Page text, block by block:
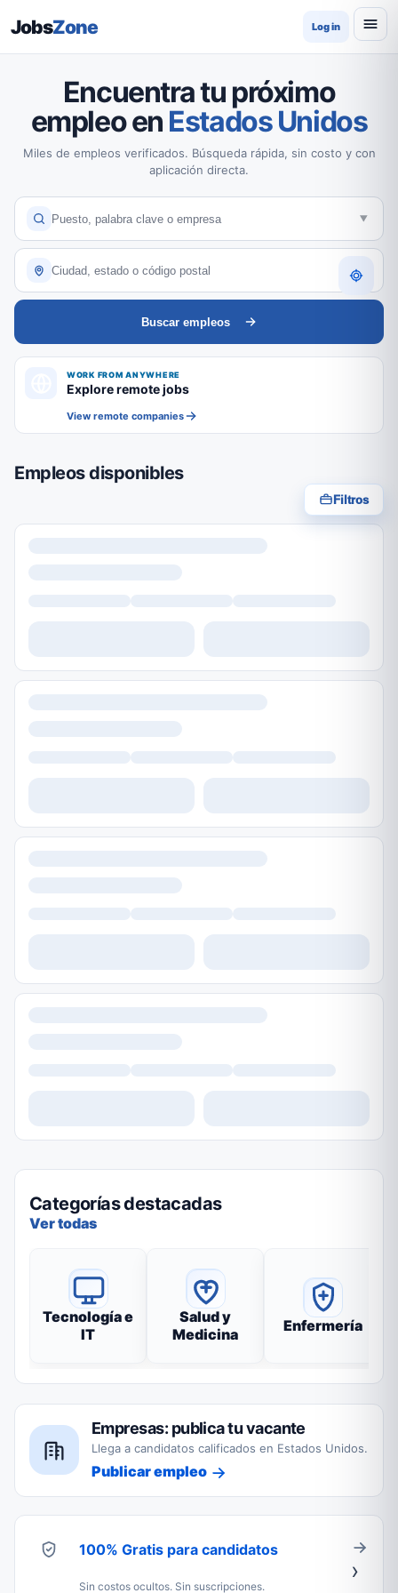
JobsZone Log in
Encuentra tu próximo
empleo en Estados Unidos
Miles de empleos verificados. Búsqueda rápida, sin costo y con
aplicación directa.
Buscar empleos
WORK FROM ANYWHERE
Explore remote jobs
View remote companies
Empleos disponibles
Filtros
Categorías destacadas
Ver todas
Tecnología e
IT
Salud y
Medicina
Enfermería
Empresas: publica tu vacante
Llega a candidatos calificados en Estados Unidos.
Publicar empleo
100% Gratis para candidatos
Sin costos ocultos. Sin suscripciones.